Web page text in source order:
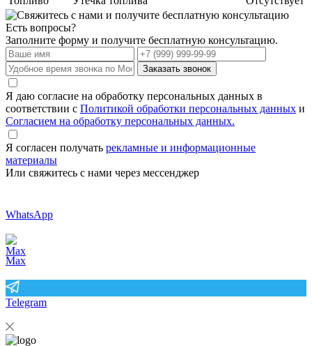
Есть вопросы?
Заполните форму и получите бесплатную консультацию.
Заказать звонок
Я даю согласие на обработку персональных данных в
соответствии с Политикой обработки персональных данных и
Согласием на обработку персональных данных.
Я согласен получать рекламные и информационные
материалы
Или свяжитесь с нами через мессенджер
WhatsApp
Max
Telegram